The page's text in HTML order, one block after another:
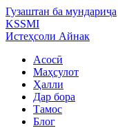
Гузаштан ба мундариҷа
KSSMI
Истеҳсоли Айнак
Асосӣ
Маҳсулот
Ҳалли
Дар бора
Тамос
Блог